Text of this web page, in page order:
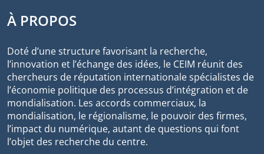
À PROPOS
Doté d’une structure favorisant la recherche,
l’innovation et l’échange des idées, le CEIM réunit des
chercheurs de réputation internationale spécialistes de
l’économie politique des processus d’intégration et de
mondialisation. Les accords commerciaux, la
mondialisation, le régionalisme, le pouvoir des firmes,
l’impact du numérique, autant de questions qui font
l’objet des recherche du centre.